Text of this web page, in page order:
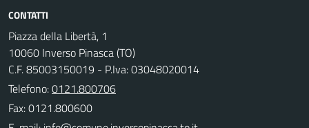
CONTATTI
Piazza della Libertà, 1
10060 Inverso Pinasca (TO)
C.F. 85003150019 - P.Iva: 03048020014
Telefono:0121.800706
Fax: 0121.800600